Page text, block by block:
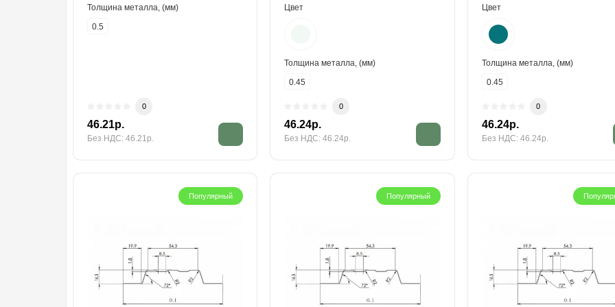
Толщина металла, (мм)
0.5
0
46.21р.
Без НДС: 46.21р.
Цвет
Толщина металла, (мм)
0.45
0
46.24р.
Без НДС: 46.24р.
Цвет
Толщина металла, (мм)
0.45
0
46.24р.
Без НДС: 46.24р.
Популярный Популярный